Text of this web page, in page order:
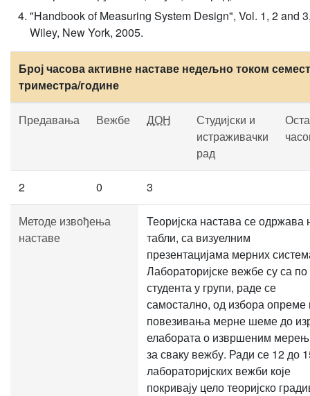
"Handbook of Measuring System Design", Vol. 1, 2 and
Wiley, New York, 2005.
Број часова активне наставе недељно током
триместра/године
Предавања Вежбе ДОН
Студијски и
истраживачки
рад
2 0 3
Методе извођења
наставе
Теоријска настава се одржава
табли, са визуелним
презентацијама мерних
Лабораторијске вежбе су са
студента у групи, раде се
самостално, од избора опреме
повезивања мерне шеме до
елабората о извршеним
за сваку вежбу. Ради се 12 до
лабораторијских вежби које
покривају цело теоријско